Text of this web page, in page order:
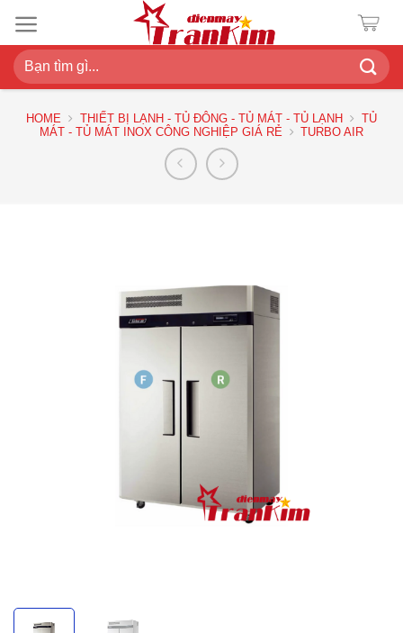
đến
nội
dung
Search
for:
HOME THIẾT BỊ LẠNH - TỦ ĐÔNG - TỦ MÁT - TỦ LẠNH
TỦ
MÁT - TỦ MÁT INOX CÔNG NGHIỆP GIÁ RẺ
TURBO AIR